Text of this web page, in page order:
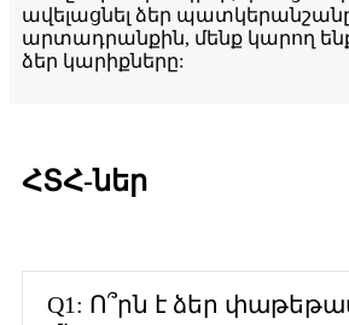
ավելացնել ձեր
արտադրանքին, մենք կարող
ձեր կարիքները:
ՀՏՀ-ներ
Q1: Ո՞րն է ձեր